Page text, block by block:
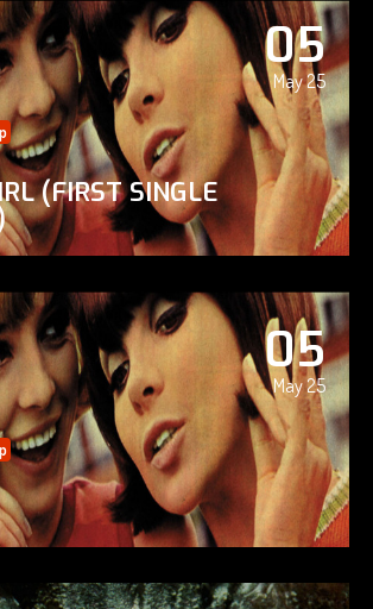
05
May 25
(FIRST SINGLE
05
May 25